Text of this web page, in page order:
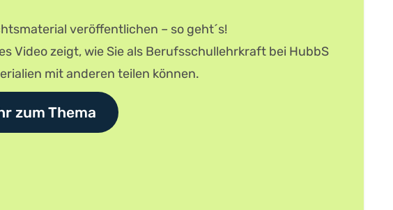
veröffentlichen – so geht´s!
Video zeigt, wie Sie als Berufsschullehrkraft bei HubbS
mit anderen teilen können.
zum Thema